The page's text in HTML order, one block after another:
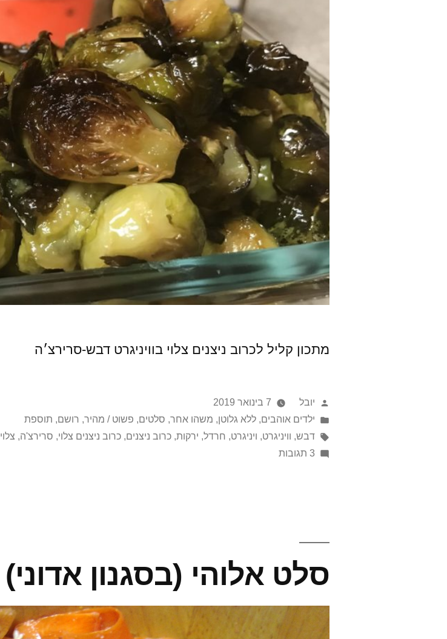
מתכון קליל לכרוב ניצנים צלוי בוויניגרט דבש-סרירצ׳ה
פורסם
על
ידי
יובל
7 בינואר 2019
Posted
in
ילדים אוהבים,ללא גלוטן, משהו אחר, סלטים, פשוט / מהיר, רושם, תוספת
תגיות:
דבש, וויניגרט, ויניגרט, חרדל, ירקות,כרוב ניצנים,כרוב ניצנים צלוי, סרירצ'ה, צלוי
3 תגובות
על
לירקות
סלט אלוהי (בסגנון אדוני)